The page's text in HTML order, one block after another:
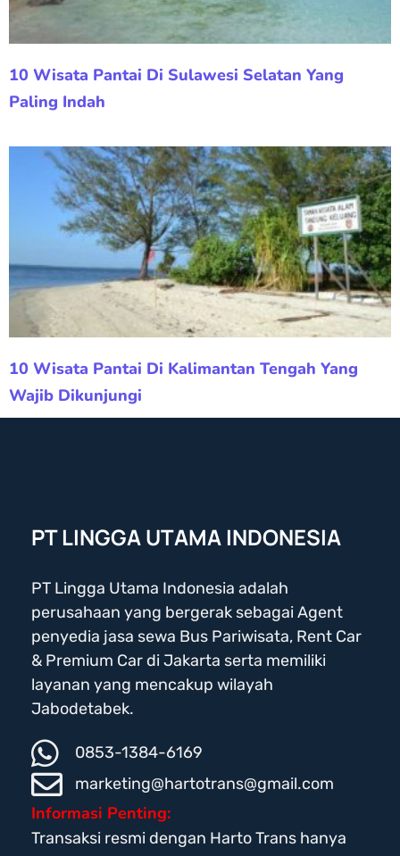
10 Wisata Pantai Di Sulawesi Selatan Yang
Paling Indah
10 Wisata Pantai Di Kalimantan Tengah Yang
Wajib Dikunjungi
PT LINGGA UTAMA INDONESIA
PT Lingga Utama Indonesia adalah
perusahaan yang bergerak sebagai Agent
penyedia jasa sewa Bus Pariwisata, Rent Car
& Premium Car di Jakarta serta memiliki
layanan yang mencakup wilayah
Jabodetabek.
0853-1384-6169
marketing@hartotrans@gmail.com
Informasi Penting:
Transaksi resmi dengan Harto Trans hanya